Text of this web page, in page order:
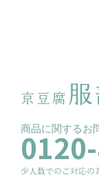
京豆腐
商品に関するお
少人数でのご対応の